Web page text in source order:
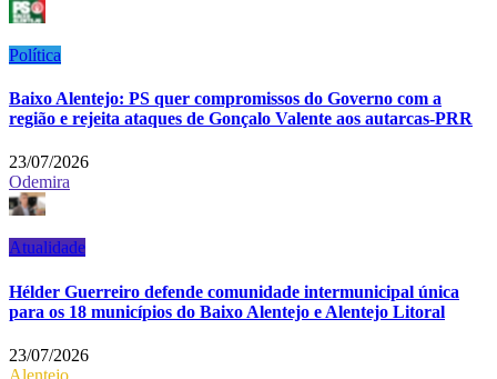
Política
Baixo Alentejo: PS quer compromissos do Governo com a
região e rejeita ataques de Gonçalo Valente aos autarcas-PRR
23/07/2026
Odemira
Atualidade
Hélder Guerreiro defende comunidade intermunicipal única
para os 18 municípios do Baixo Alentejo e Alentejo Litoral
23/07/2026
Alentejo